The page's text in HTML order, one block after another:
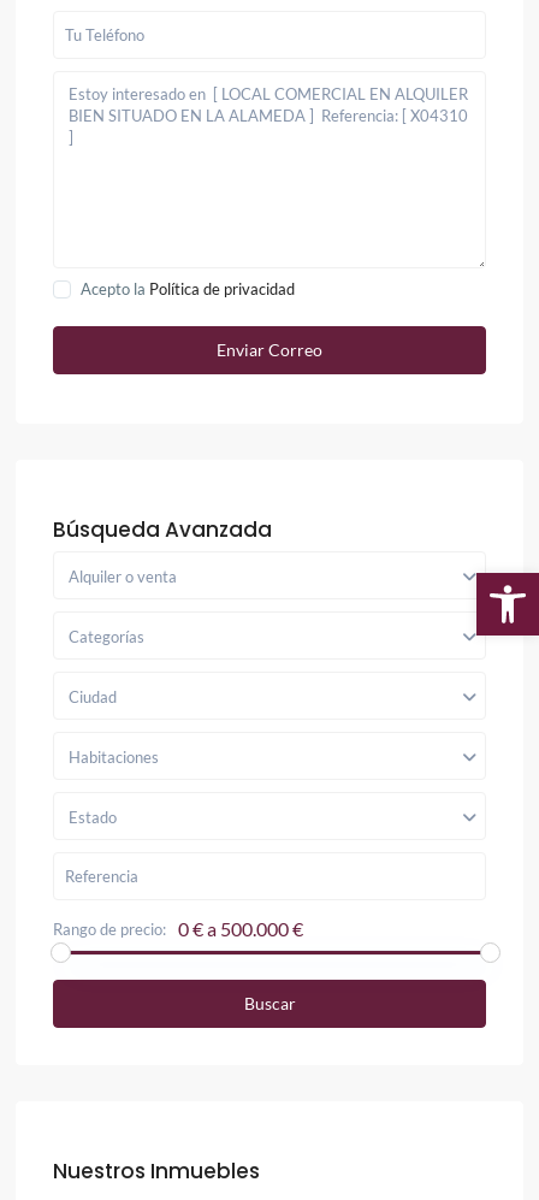
Acepto la Política de privacidad
Búsqueda Avanzada
Alquiler o venta
Categorías
Ciudad
Habitaciones
Estado
Rango de precio: 0 € a 500.000 €
Buscar
Nuestros Inmuebles